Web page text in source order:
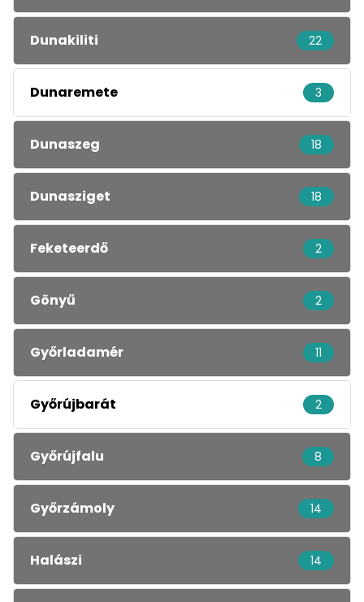
Dunakiliti 22
Dunaremete 3
Dunaszeg 18
Dunasziget 18
Feketeerdő 2
Gönyű 2
Győrladamér 11
Győrújbarát 2
Győrújfalu 8
Győrzámoly 14
Halászi 14